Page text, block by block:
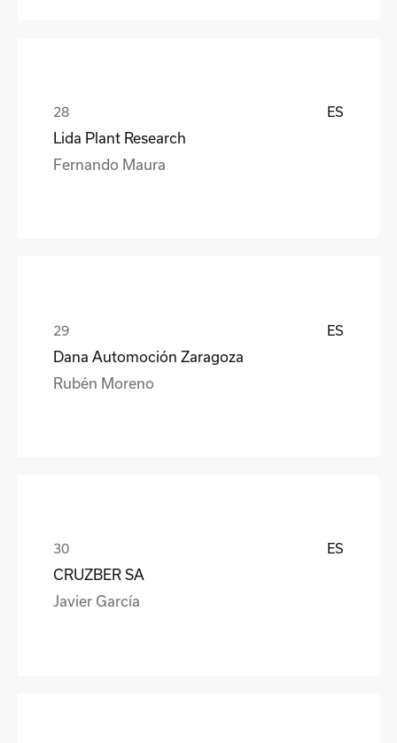
ES
Lida Plant Research
Fernando Maura
ES
Dana Automoción Zaragoza
Rubén Moreno
ES
CRUZBER SA
Javier García